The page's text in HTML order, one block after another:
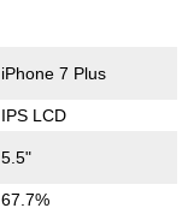
iPhone 7 Plus
IPS LCD
5.5"
67.7%